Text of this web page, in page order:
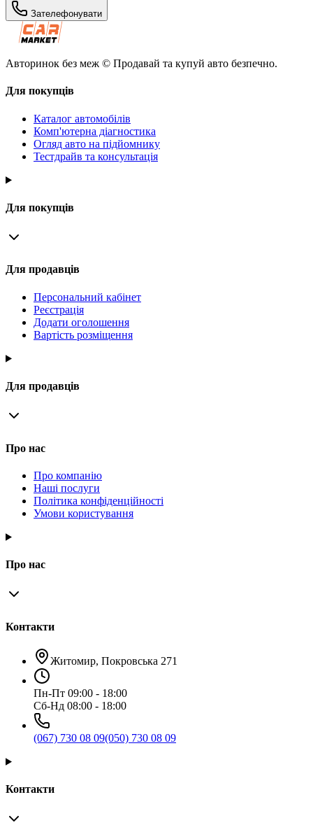
Зателефонувати
Авторинок без меж © Продавай та купуй авто безпечно.
Для покупців
Каталог автомобілів
Комп'ютерна діагностика
Огляд авто на підйомнику
Тестдрайв та консультація
Для покупців
Для продавців
Персональний кабінет
Реєстрація
Додати оголошення
Вартість розміщення
Для продавців
Про нас
Про компанію
Наші послуги
Політика конфіденційності
Умови користування
Про нас
Контакти
Житомир, Покровська 271
Пн-Пт 09:00 - 18:00
Сб-Нд 08:00 - 18:00
(067) 730 08 09(050) 730 08 09
Контакти